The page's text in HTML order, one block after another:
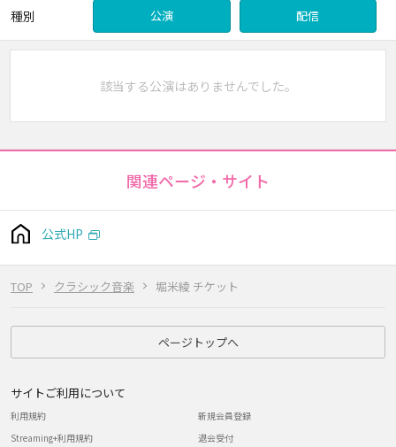
TOP クラシック音楽 堀米綾 チケット
種別 公演 配信
該当する公演はありませんでした。
関連ページ・サイト
公式HP
ページトップへ
サイトご利用について
利用規約
Streaming+利用規約
新規会員登録
退会受付